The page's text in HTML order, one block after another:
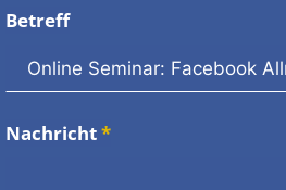
Betreff
Nachricht*